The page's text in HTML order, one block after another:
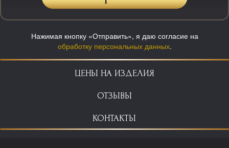
Нажимая кнопку «Отправить», я даю согласие на
обработку персональных данных.
ЦЕНЫ НА ИЗДЕЛИЯ
ОТЗЫВЫ
КОНТАКТЫ